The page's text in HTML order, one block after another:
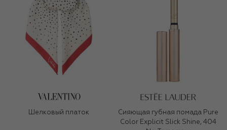
Шелковый платок
Сияющая губная помада Pure
Color Explicit Slick Shine, 404